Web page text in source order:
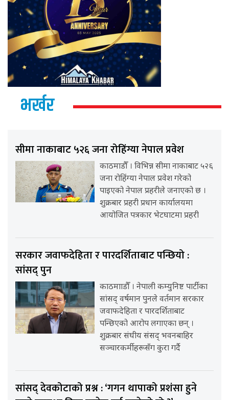
भर्खर
सीमा नाकाबाट ५२६ जना रोहिंग्या नेपाल प्रवेश
काठमाडौँ । विभिन्न सीमा नाकाबाट ५२६
जना रोहिंग्या नेपाल प्रवेश गरेको
पाइएको नेपाल प्रहरीले जनाएको छ ।
शुक्रबार प्रहरी प्रधान कार्यालयमा
आयोजित पत्रकार भेटघाटमा प्रहरी
सरकार जवाफदेहिता र पारदर्शिताबाट पन्छियो :
सांसद् पुन
काठमााडौँ । नेपाली कम्युनिष्ट पार्टीका
सांसद् वर्षमान पुनले वर्तमान सरकार
जवाफदेहिता र पारदर्शिताबाट
पन्छिएको आरोप लगाएका छन् ।
शुक्रबार संघीय संसद् भवनबाहिर
सञ्चारकर्मीहरूसँग कुरा गर्दै
सांसद् देवकोटाको प्रश्न : ‘गगन थापाको प्रशंसा हुने